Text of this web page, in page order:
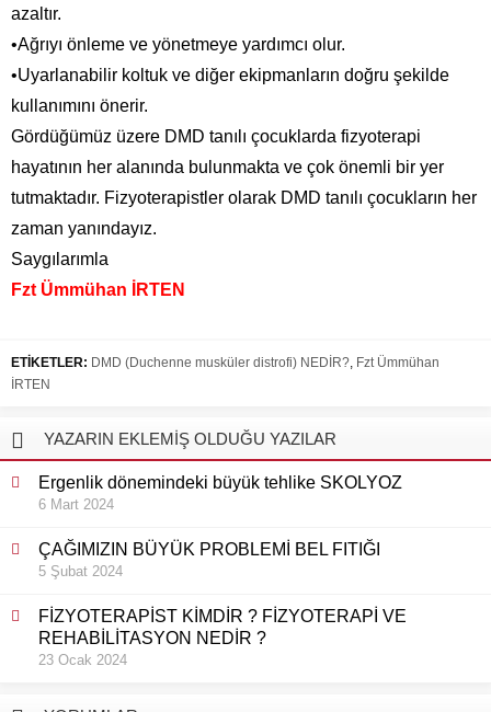
azaltır.
•Ağrıyı önleme ve yönetmeye yardımcı olur.
•Uyarlanabilir koltuk ve diğer ekipmanların doğru şekilde
kullanımını önerir.
Gördüğümüz üzere DMD tanılı çocuklarda fizyoterapi
hayatının her alanında bulunmakta ve çok önemli bir yer
tutmaktadır. Fizyoterapistler olarak DMD tanılı çocukların her
zaman yanındayız.
Saygılarımla
Fzt Ümmühan İRTEN
ETİKETLER: DMD (Duchenne musküler distrofi) NEDİR?, Fzt Ümmühan
İRTEN
YAZARIN EKLEMİŞ OLDUĞU YAZILAR
Ergenlik dönemindeki büyük tehlike SKOLYOZ
6 Mart 2024
ÇAĞIMIZIN BÜYÜK PROBLEMİ BEL FITIĞI
5 Şubat 2024
FİZYOTERAPİST KİMDİR ? FİZYOTERAPİ VE
REHABİLİTASYON NEDİR ?
23 Ocak 2024